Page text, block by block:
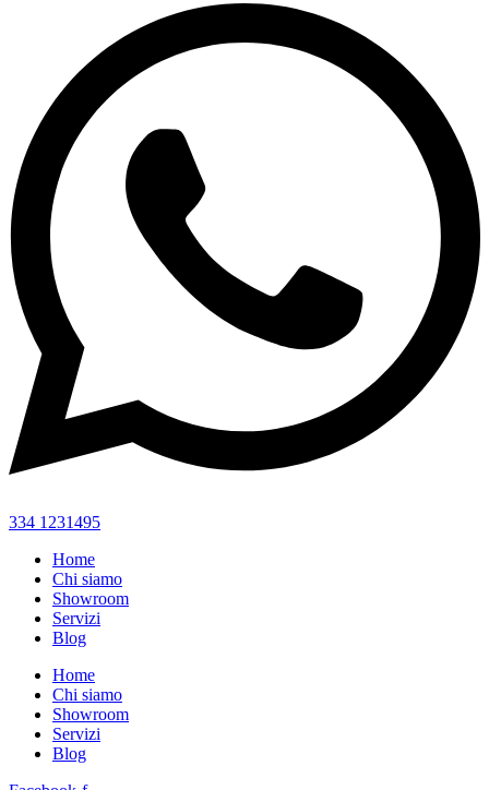
334 1231495
Home
Chi siamo
Showroom
Servizi
Blog
Home
Chi siamo
Showroom
Servizi
Blog